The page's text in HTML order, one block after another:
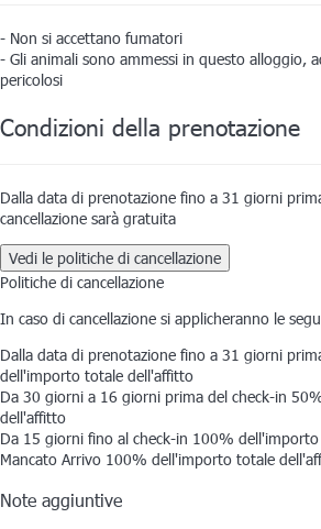
- Non si accettano fumatori
- Gli animali sono ammessi in questo alloggio,
pericolosi
Condizioni della prenotazione
Dalla data di prenotazione fino a 31 giorni
cancellazione sarà gratuita
Vedi le politiche di cancellazione
Politiche di cancellazione
In caso di cancellazione si applicheranno le
Dalla data di prenotazione fino a 31 giorni
dell'importo totale dell'affitto
Da 30 giorni a 16 giorni prima del check-in
dell'affitto
Da 15 giorni fino al check-in 100%
Mancato Arrivo 100% dell'importo totale
Note aggiuntive